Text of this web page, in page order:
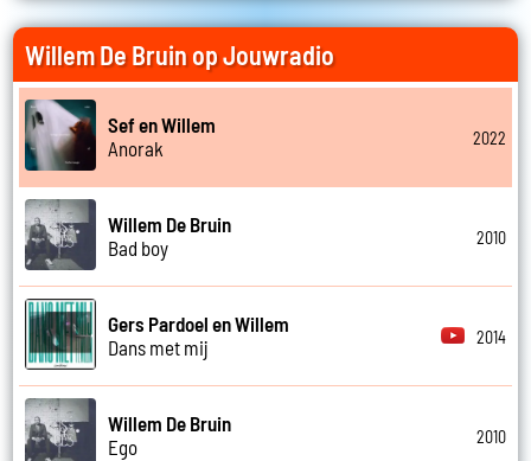
Willem De Bruin op Jouwradio
Sef en Willem
Anorak
2022
Willem De Bruin
Bad boy
2010
Gers Pardoel en Willem
Dans met mij
2014
Willem De Bruin
Ego
2010